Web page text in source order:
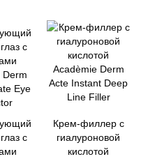
с
Крем-филлер с
гиалуроновой
кислотой